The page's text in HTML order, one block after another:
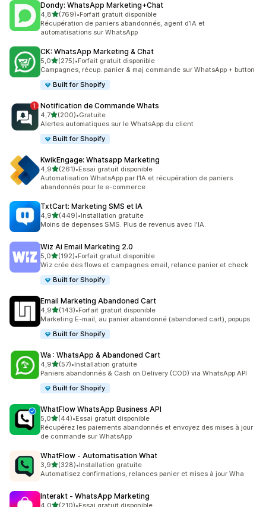
Dondy: WhatsApp Marketing+Chat
4,8étoile(s) sur 5
(769)
769 avis au total
•Forfait gratuit disponible
Récupération de paniers abandonnés, agent d’IA et
automatisations sur WhatsApp
CK: WhatsApp Marketing & Chat
5,0étoile(s) sur 5
(275)
275 avis au total
•Forfait gratuit disponible
Campagnes, récup. panier & maj commande sur WhatsApp + button
Built for Shopify
Notification de Commande Whats
4,7étoile(s) sur 5
(200)
200 avis au total
•Gratuite
Alertes automatiques sur le WhatsApp du client
Built for Shopify
KwikEngage: Whatsapp Marketing
4,9étoile(s) sur 5
(261)
261 avis au total
•Essai gratuit disponible
Automatisation WhatsApp par l’IA et récupération de paniers
abandonnés pour le e-commerce
TxtCart: Marketing SMS et IA
4,9étoile(s) sur 5
(449)
449 avis au total
•Installation gratuite
Moins de depenses SMS. Plus de revenus avec l'IA.
Wiz Ai Email Marketing 2.0
5,0étoile(s) sur 5
(192)
192 avis au total
•Forfait gratuit disponible
Wiz crée des flows et campagnes email, relance panier et check
Built for Shopify
Email Marketing Abandoned Cart
4,9étoile(s) sur 5
(143)
143 avis au total
•Forfait gratuit disponible
Marketing E-mail, au panier abandonné (abandoned cart), popups
Built for Shopify
Wa : WhatsApp & Abandoned Cart
4,9étoile(s) sur 5
(57)
57 avis au total
•Installation gratuite
Paniers abandonnés & Cash on Delivery (COD) via WhatsApp API
Built for Shopify
WhatFlow WhatsApp Business API
5,0étoile(s) sur 5
(44)
44 avis au total
•Essai gratuit disponible
Récupérez les paiements abandonnés et envoyez des mises à jour
de commande sur WhatsApp
WhatFlow ‑ Automatisation What
3,9étoile(s) sur 5
(328)
328 avis au total
•Installation gratuite
Automatisez confirmations, relances panier et mises à jour Wha
Interakt ‑ WhatsApp Marketing
4,0étoile(s) sur 5
(210)•Essai gratuit disponible